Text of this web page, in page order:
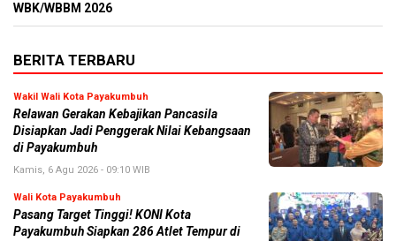
WBK/WBBM 2026
BERITA TERBARU
Wakil Wali Kota Payakumbuh
Relawan Gerakan Kebajikan Pancasila
Disiapkan Jadi Penggerak Nilai Kebangsaan
di Payakumbuh
Kamis, 6 Agu 2026 - 09:10 WIB
Wali Kota Payakumbuh
Pasang Target Tinggi! KONI Kota
Payakumbuh Siapkan 286 Atlet Tempur di